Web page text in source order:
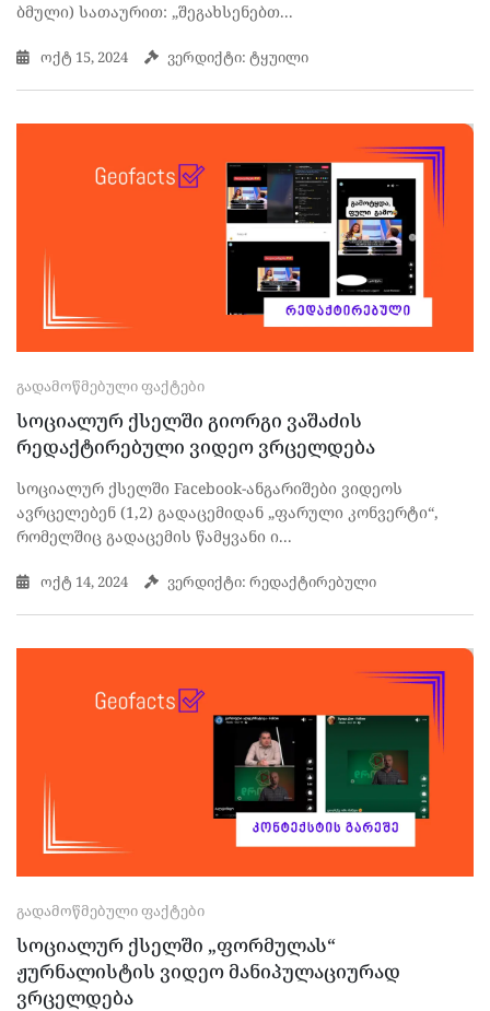
ბმული) სათაურით: „შეგახსენებთ...
ოქტ 15, 2024 ვერდიქტი: ტყუილი
ᲒᲐᲓᲐᲛᲝᲬᲛᲔᲑᲣᲚᲘ ᲤᲐᲥᲢᲔᲑᲘ
სოციალურ ქსელში გიორგი ვაშაძის
რედაქტირებული ვიდეო ვრცელდება
სოციალურ ქსელში Facebook-ანგარიშები ვიდეოს
ავრცელებენ (1,2) გადაცემიდან „ფარული კონვერტი“,
რომელშიც გადაცემის წამყვანი ი...
ოქტ 14, 2024 ვერდიქტი: რედაქტირებული
ᲒᲐᲓᲐᲛᲝᲬᲛᲔᲑᲣᲚᲘ ᲤᲐᲥᲢᲔᲑᲘ
სოციალურ ქსელში „ფორმულას“
ჟურნალისტის ვიდეო მანიპულაციურად
ვრცელდება